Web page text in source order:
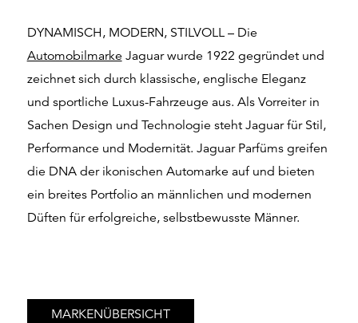
DYNAMISCH, MODERN, STILVOLL – Die
Automobilmarke Jaguar wurde 1922 gegründet und
zeichnet sich durch klassische, englische Eleganz
und sportliche Luxus-Fahrzeuge aus. Als Vorreiter in
Sachen Design und Technologie steht Jaguar für Stil,
Performance und Modernität. Jaguar Parfüms greifen
die DNA der ikonischen Automarke auf und bieten
ein breites Portfolio an männlichen und modernen
Düften für erfolgreiche, selbstbewusste Männer.
MARKENÜBERSICHT